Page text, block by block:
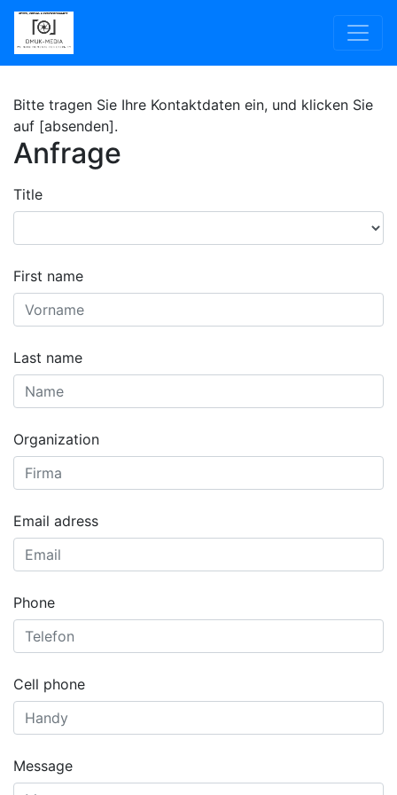
Bitte tragen Sie Ihre Kontaktdaten ein, und klicken Sie
auf [absenden].
Anfrage
Title
First name
Last name
Organization
Email adress
Phone
Cell phone
Message